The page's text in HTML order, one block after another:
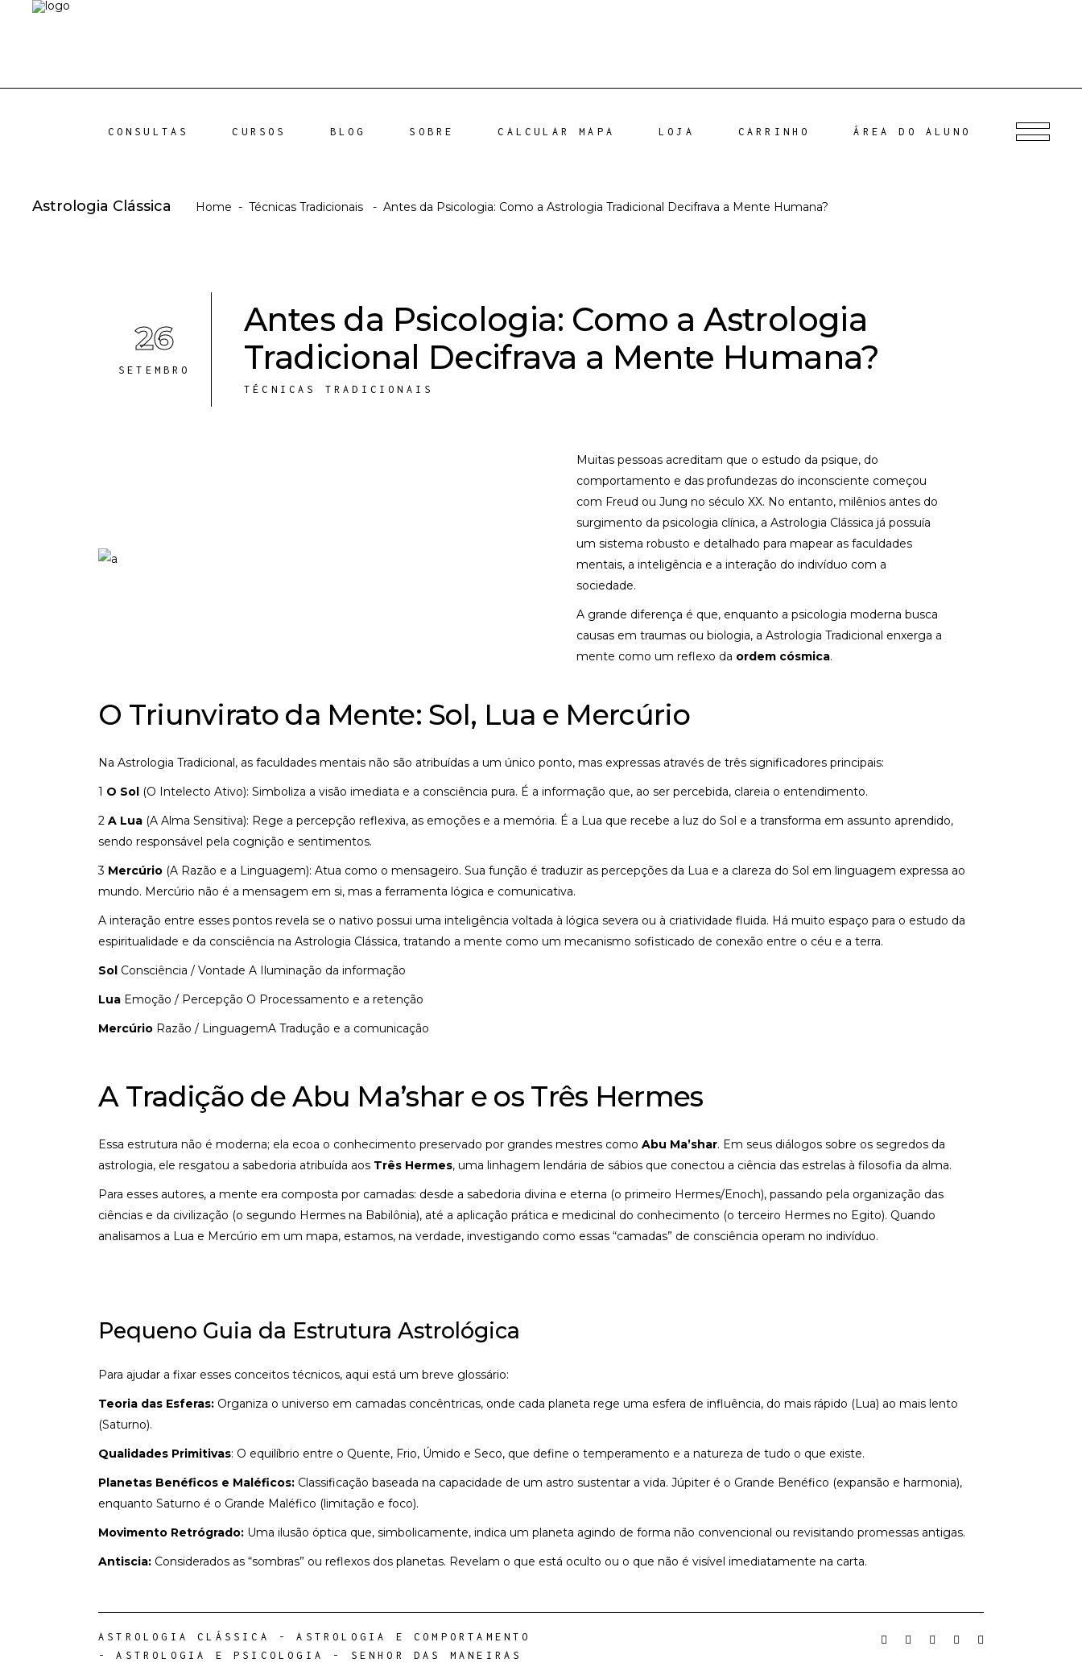
CONSULTAS CURSOS BLOG SOBRE CALCULAR MAPA LOJA CARRINHO ÁREA DO ALUNO
Astrologia Clássica Home - Técnicas Tradicionais - Antes da Psicologia: Como a Astrologia Tradicional Decifrava a Mente Humana?
26
SETEMBRO
Antes da Psicologia: Como a Astrologia
Tradicional Decifrava a Mente Humana?
TÉCNICAS TRADICIONAIS
Muitas pessoas acreditam que o estudo da psique, do
comportamento e das profundezas do inconsciente começou
com Freud ou Jung no século XX. No entanto, milênios antes do
surgimento da psicologia clínica, a Astrologia Clássica já possuía
um sistema robusto e detalhado para mapear as faculdades
mentais, a inteligência e a interação do indivíduo com a
sociedade.
A grande diferença é que, enquanto a psicologia moderna busca
causas em traumas ou biologia, a Astrologia Tradicional enxerga a
mente como um reflexo da ordem cósmica.
O Triunvirato da Mente: Sol, Lua e Mercúrio
Na Astrologia Tradicional, as faculdades mentais não são atribuídas a um único ponto, mas expressas através de três significadores principais:
1 O Sol (O Intelecto Ativo): Simboliza a visão imediata e a consciência pura. É a informação que, ao ser percebida, clareia o entendimento.
2 A Lua (A Alma Sensitiva): Rege a percepção reflexiva, as emoções e a memória. É a Lua que recebe a luz do Sol e a transforma em assunto aprendido,
sendo responsável pela cognição e sentimentos.
3 Mercúrio (A Razão e a Linguagem): Atua como o mensageiro. Sua função é traduzir as percepções da Lua e a clareza do Sol em linguagem expressa ao
mundo. Mercúrio não é a mensagem em si, mas a ferramenta lógica e comunicativa.
A interação entre esses pontos revela se o nativo possui uma inteligência voltada à lógica severa ou à criatividade fluida. Há muito espaço para o estudo da
espiritualidade e da consciência na Astrologia Clássica, tratando a mente como um mecanismo sofisticado de conexão entre o céu e a terra.
Sol Consciência / Vontade A Iluminação da informação
Lua Emoção / Percepção O Processamento e a retenção
Mercúrio Razão / LinguagemA Tradução e a comunicação
A Tradição de Abu Ma’shar e os Três Hermes
Essa estrutura não é moderna; ela ecoa o conhecimento preservado por grandes mestres como Abu Ma’shar. Em seus diálogos sobre os segredos da
astrologia, ele resgatou a sabedoria atribuída aos Três Hermes, uma linhagem lendária de sábios que conectou a ciência das estrelas à filosofia da alma.
Para esses autores, a mente era composta por camadas: desde a sabedoria divina e eterna (o primeiro Hermes/Enoch), passando pela organização das
ciências e da civilização (o segundo Hermes na Babilônia), até a aplicação prática e medicinal do conhecimento (o terceiro Hermes no Egito). Quando
analisamos a Lua e Mercúrio em um mapa, estamos, na verdade, investigando como essas “camadas” de consciência operam no indivíduo.
Pequeno Guia da Estrutura Astrológica
Para ajudar a fixar esses conceitos técnicos, aqui está um breve glossário:
Teoria das Esferas: Organiza o universo em camadas concêntricas, onde cada planeta rege uma esfera de influência, do mais rápido (Lua) ao mais lento
(Saturno).
Qualidades Primitivas: O equilíbrio entre o Quente, Frio, Úmido e Seco, que define o temperamento e a natureza de tudo o que existe.
Planetas Benéficos e Maléficos: Classificação baseada na capacidade de um astro sustentar a vida. Júpiter é o Grande Benéfico (expansão e harmonia),
enquanto Saturno é o Grande Maléfico (limitação e foco).
Movimento Retrógrado: Uma ilusão óptica que, simbolicamente, indica um planeta agindo de forma não convencional ou revisitando promessas antigas.
Antiscia: Considerados as “sombras” ou reflexos dos planetas. Revelam o que está oculto ou o que não é visível imediatamente na carta.
ASTROLOGIA CLÁSSICA -ASTROLOGIA E COMPORTAMENTO
-ASTROLOGIA E PSICOLOGIA - SENHOR DAS MANEIRAS